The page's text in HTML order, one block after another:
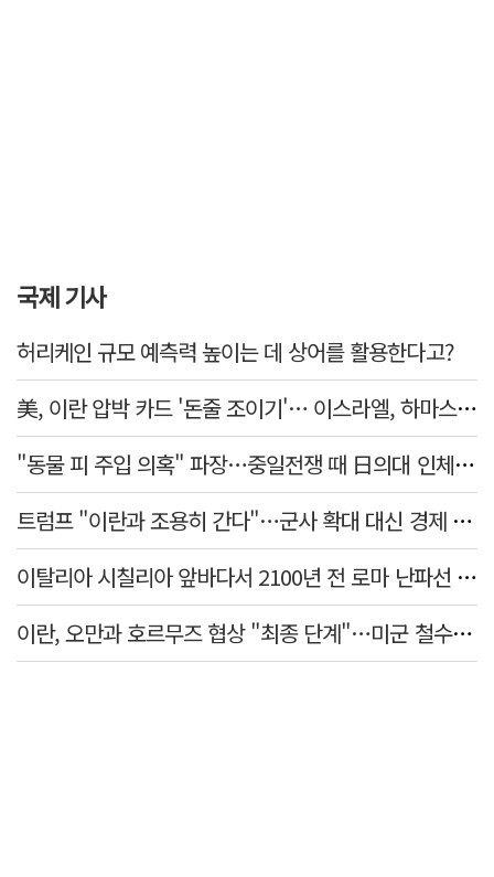
국제 기사
허리케인 규모 예측력 높이는 데 상어를 활용한다고?
美, 이란 압박 카드 '돈줄 조이기'… 이스라엘, 하마스에 강공 모드 유지
"동물 피 주입 의혹" 파장…중일전쟁 때 日의대 인체 실험
트럼프 "이란과 조용히 간다"…군사 확대 대신 경제 압박 유지
이탈리아 시칠리아 앞바다서 2100년 전 로마 난파선 발견…암포라 수백 점 원형 보존
이란, 오만과 호르무즈 협상 "최종 단계"…미군 철수·제재 해제 선행 요구